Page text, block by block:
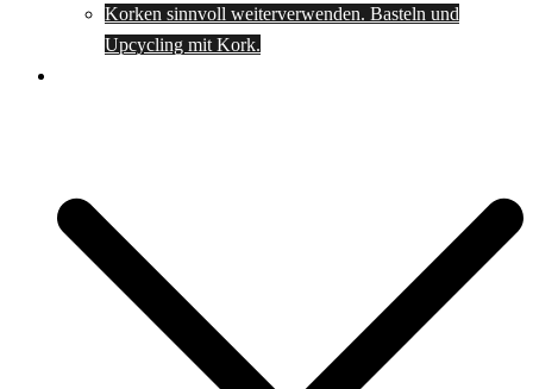
Korken sinnvoll weiterverwenden. Basteln und
Upcycling mit Kork.